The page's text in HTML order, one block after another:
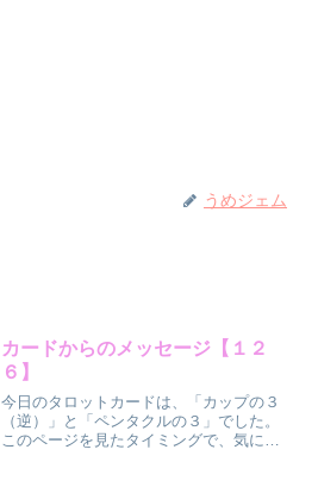
うめジェム
カードからのメッセージ【１２
６】
今日のタロットカードは、「カップの３
（逆）」と「ペンタクルの３」でした。
このページを見たタイミングで、気にな